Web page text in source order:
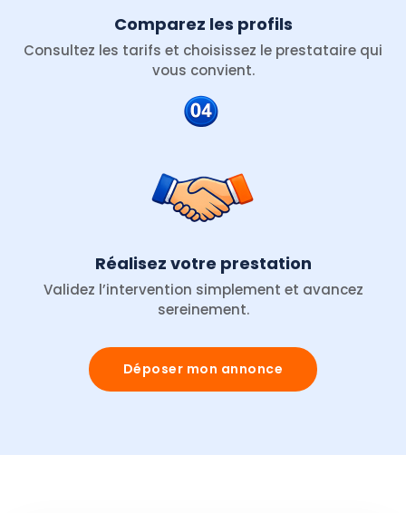
Comparez les profils
Consultez les tarifs et choisissez le prestataire qui
vous convient.
Réalisez votre prestation
Validez l’intervention simplement et avancez
sereinement.
Déposer mon annonce